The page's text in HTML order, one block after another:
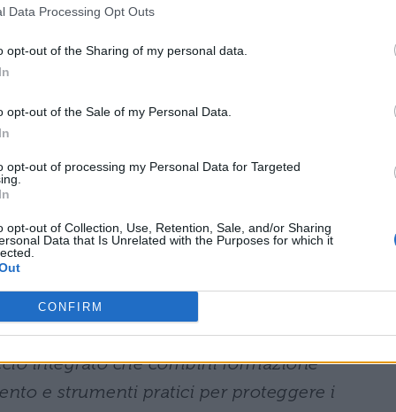
Data Processing Opt Outs
opt-out of the Sharing of my personal data.
opt-out of the Sale of my Personal Data.
opt-out of processing my Personal Data for Targeted
opt-out of Collection, Use, Retention, Sale, and/or Sharing
Data that Is Unrelated with the Purposes for which it
CONFIRM
e adulti. Il Manifesto prevede strategie
come cyberbullismo, disinformazione e
al contempo una formazione mirata per
delle tecnologie.
e ruolo dell’educazione
scuole e nelle famiglie emerge come pilastro
più sicuro online. La collaborazione tra
specializzate diventa essenziale
critiche nell’utilizzo degli strumenti digitali.
integrato che combini formazione
e strumenti pratici per proteggere i